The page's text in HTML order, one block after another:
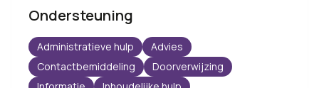
Ondersteuning
Administratieve hulp
Advies
Contactbemiddeling
Doorverwijzing